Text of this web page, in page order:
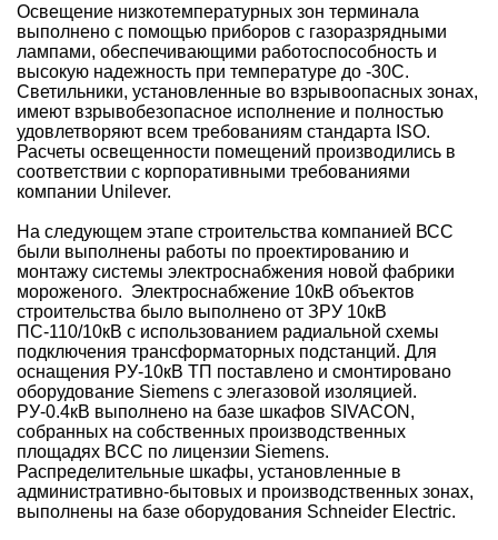
Освещение низкотемпературных зон терминала
выполнено с помощью приборов с газоразрядными
лампами, обеспечивающими работоспособность и
высокую надежность при температуре до -30С.
Светильники, установленные во взрывоопасных зонах,
имеют взрывобезопасное исполнение и полностью
удовлетворяют всем требованиям стандарта ISO.
Расчеты освещенности помещений производились в
соответствии с корпоративными требованиями
компании Unilever.
На следующем этапе строительства компанией ВСС
были выполнены работы по проектированию и
монтажу системы электроснабжения новой фабрики
мороженого. Электроснабжение 10кВ объектов
строительства было выполнено от ЗРУ 10кВ
ПС-110/10кВ с использованием радиальной схемы
подключения трансформаторных подстанций. Для
оснащения РУ-10кВ ТП поставлено и смонтировано
оборудование Siemens с элегазовой изоляцией.
РУ-0.4кВ выполнено на базе шкафов SIVACON,
собранных на собственных производственных
площадях BCC по лицензии Siemens.
Распределительные шкафы, установленные в
административно-бытовых и производственных зонах,
выполнены на базе оборудования Schneider Electric.